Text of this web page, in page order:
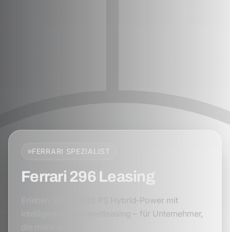
FERRARI SPEZIALIST
Ferrari 296 Leasing
Erleben Sie die 830 PS Hybrid-Power mit
intelligentem Restwertleasing – für Unternehmer,